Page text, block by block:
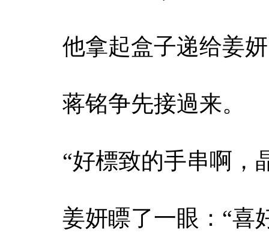
他拿起盒子递给姜
蒋铭争先接過来。
“好標致的手串啊，
姜妍瞟了一眼：“喜